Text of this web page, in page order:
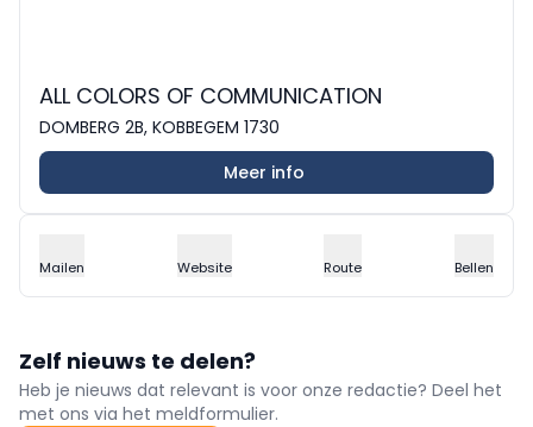
ALL COLORS OF COMMUNICATION
DOMBERG 2B, KOBBEGEM 1730
Meer info
Mailen Website Route Bellen
Zelf nieuws te delen?
Heb je nieuws dat relevant is voor onze redactie? Deel het
met ons via het meldformulier.